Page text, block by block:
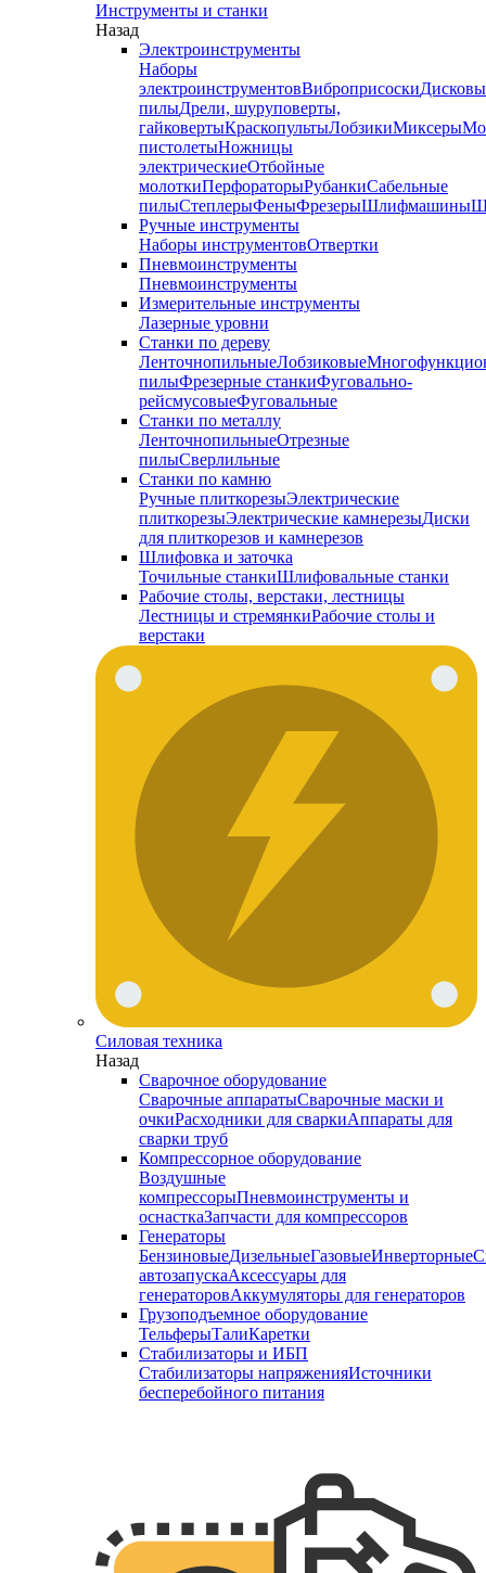
Инструменты и станки
Назад
Электроинструменты
Наборы
электроинструментовВиброприсоски
пилыДрели, шуруповерты,
гайковертыКраскопультыЛобзикиМиксеры
пистолетыНожницы
электрическиеОтбойные
молоткиПерфораторыРубанкиСабельные
пилыСтеплерыФеныФрезерыШлифмашины
Ручные инструменты
Наборы инструментовОтвертки
Пневмоинструменты
Пневмоинструменты
Измерительные инструменты
Лазерные уровни
Станки по дереву
ЛенточнопильныеЛобзиковые
пилыФрезерные станкиФуговально-
рейсмусовыеФуговальные
Станки по металлу
ЛенточнопильныеОтрезные
пилыСверлильные
Станки по камню
Ручные плиткорезыЭлектрические
плиткорезыЭлектрические камнерезыДиски
для плиткорезов и камнерезов
Шлифовка и заточка
Точильные станкиШлифовальные станки
Рабочие столы, верстаки, лестницы
Лестницы и стремянкиРабочие столы и
верстаки
Силовая техника
Назад
Сварочное оборудование
Сварочные аппаратыСварочные маски и
очкиРасходники для сваркиАппараты для
сварки труб
Компрессорное оборудование
Воздушные
компрессорыПневмоинструменты и
оснасткаЗапчасти для компрессоров
Генераторы
БензиновыеДизельныеГазовыеИнверторные
автозапускаАксессуары для
генераторовАккумуляторы для генераторов
Грузоподъемное оборудование
ТельферыТалиКаретки
Стабилизаторы и ИБП
Стабилизаторы напряженияИсточники
бесперебойного питания